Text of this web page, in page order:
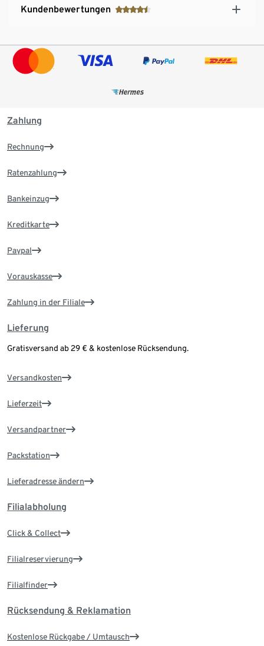
Kundenbewertungen
Zahlung
Rechnung
Ratenzahlung
Bankeinzug
Kreditkarte
Paypal
Vorauskasse
Zahlung in der Filiale
Lieferung
Gratisversand ab 29 € & kostenlose Rücksendung.
Versandkosten
Lieferzeit
Versandpartner
Packstation
Lieferadresse ändern
Filialabholung
Click & Collect
Filialreservierung
Filialfinder
Rücksendung & Reklamation
Kostenlose Rückgabe / Umtausch